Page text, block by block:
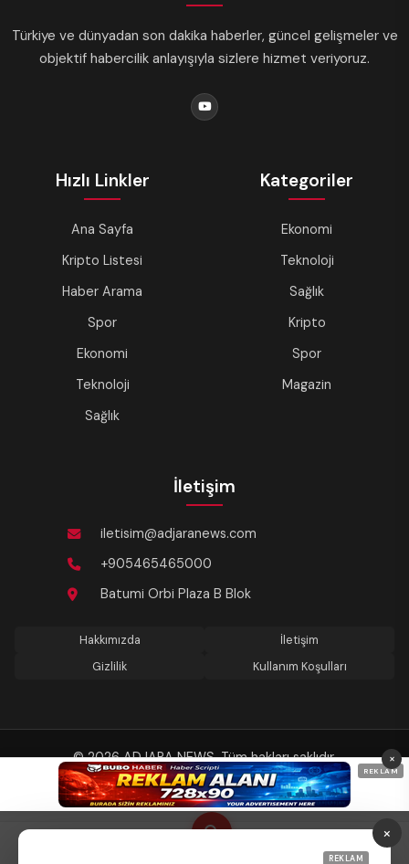
Türkiye ve dünyadan son dakika haberler, güncel gelişmeler ve
objektif habercilik anlayışıyla sizlere hizmet veriyoruz.
Hızlı Linkler
Ana Sayfa
Kripto Listesi
Haber Arama
Spor
Ekonomi
Teknoloji
Sağlık
Kategoriler
Ekonomi
Teknoloji
Sağlık
Kripto
Spor
Magazin
İletişim
iletisim@adjaranews.com
+905465465000
Batumi Orbi Plaza B Blok
Hakkımızda
İletişim
Gizlilik
Kullanım Koşulları
© 2026 ADJARA NEWS. Tüm hakları saklıdır.
Son güncelleme: 09.08.2026 11:22
REKLAM
×
×
REKLAM
Tema